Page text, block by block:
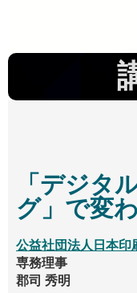
「デジタ
グ」で変
公益社団法人日本印
専務理事
郡司 秀明